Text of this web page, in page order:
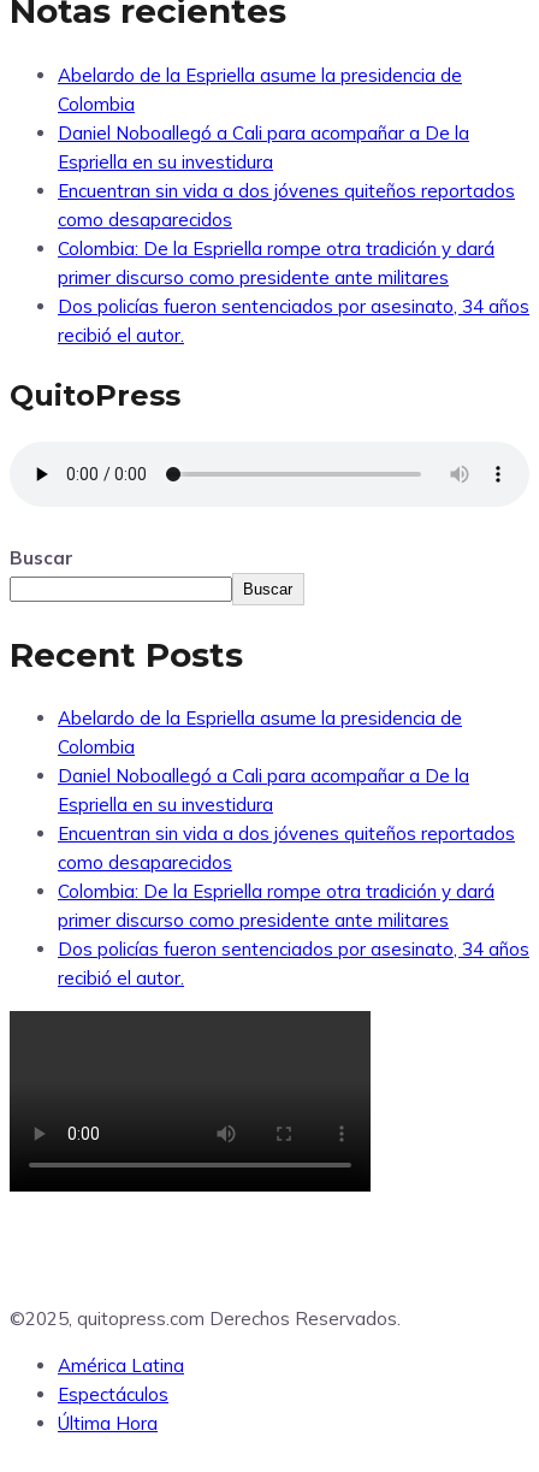
Notas recientes
Abelardo de la Espriella asume la presidencia de
Colombia
Daniel Noboallegó a Cali para acompañar a De la
Espriella en su investidura
Encuentran sin vida a dos jóvenes quiteños reportados
como desaparecidos
Colombia: De la Espriella rompe otra tradición y dará
primer discurso como presidente ante militares
Dos policías fueron sentenciados por asesinato, 34 años
recibió el autor.
QuitoPress
Buscar
Buscar
Recent Posts
Abelardo de la Espriella asume la presidencia de
Colombia
Daniel Noboallegó a Cali para acompañar a De la
Espriella en su investidura
Encuentran sin vida a dos jóvenes quiteños reportados
como desaparecidos
Colombia: De la Espriella rompe otra tradición y dará
primer discurso como presidente ante militares
Dos policías fueron sentenciados por asesinato, 34 años
recibió el autor.
©2025, quitopress.com Derechos Reservados.
América Latina
Espectáculos
Última Hora